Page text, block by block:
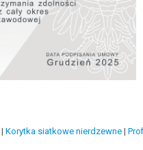
| Korytka siatkowe nierdzewne |